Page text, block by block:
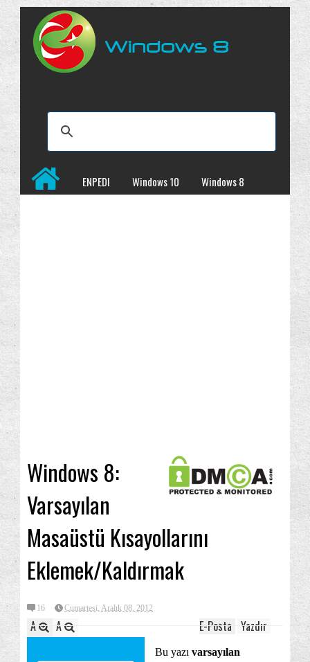
ENPEDI Windows 10
Windows 8
Windows 8:
Varsayılan
Masaüstü Kısayollarını
Eklemek/Kaldırmak
16 Cumartesi, Aralık 08, 2012
A A Yazdır
E-Posta
Bu yazı varsayılan